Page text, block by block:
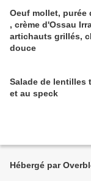
Oeuf mollet, purée
, crème d'Ossau
artichauts grillés,
douce
Salade de lentilles
et au speck
Hébergé par